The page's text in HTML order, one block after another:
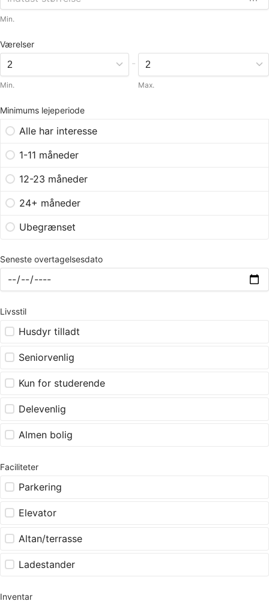
Min.
Værelser
Min.
-
Max.
Minimums lejeperiode
Alle har interesse
1-11 måneder
12-23 måneder
24+ måneder
Ubegrænset
Seneste overtagelsesdato
Livsstil
Husdyr tilladt
Seniorvenlig
Kun for studerende
Delevenlig
Almen bolig
Faciliteter
Parkering
Elevator
Altan/terrasse
Ladestander
Inventar